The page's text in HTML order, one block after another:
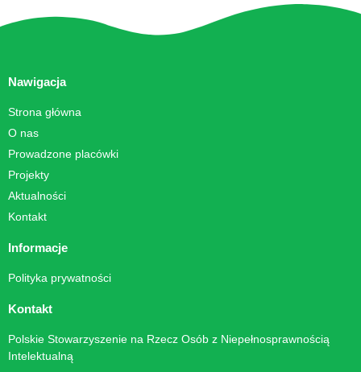
Nawigacja
Strona główna
O nas
Prowadzone placówki
Projekty
Aktualności
Kontakt
Informacje
Polityka prywatności
Kontakt
Polskie Stowarzyszenie na Rzecz Osób z Niepełnosprawnością
Intelektualną